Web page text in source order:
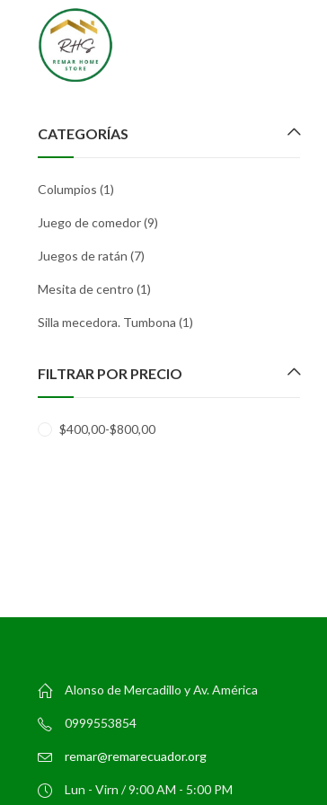
CATEGORÍAS
Columpios (1)
Juego de comedor(9)
Juegos de ratán (7)
Mesita de centro (1)
Silla mecedora. Tumbona (1)
FILTRAR POR PRECIO
$400,00-$800,00
Alonso de Mercadillo y Av. América
0999553854
remar@remarecuador.org
Lun - Virn / 9:00 AM - 5:00 PM